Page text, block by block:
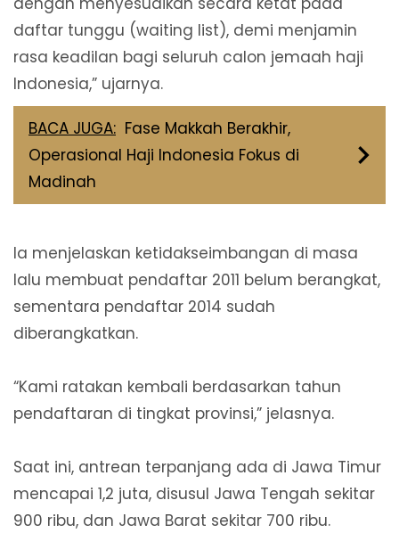
daftar tunggu (waiting list), demi menjamin
rasa keadilan bagi seluruh calon jemaah haji
Indonesia,” ujarnya.
BACA JUGA: Fase Makkah Berakhir,
Operasional Haji Indonesia Fokus di
Madinah
Ia menjelaskan ketidakseimbangan di masa
lalu membuat pendaftar 2011 belum berangkat,
sementara pendaftar 2014 sudah
diberangkatkan.
“Kami ratakan kembali berdasarkan tahun
pendaftaran di tingkat provinsi,” jelasnya.
Saat ini, antrean terpanjang ada di Jawa Timur
mencapai 1,2 juta, disusul Jawa Tengah sekitar
900 ribu, dan Jawa Barat sekitar 700 ribu.